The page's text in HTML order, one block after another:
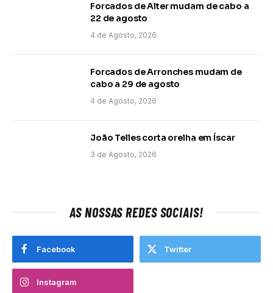
Forcados de Alter mudam de cabo a
22 de agosto
4 de Agosto, 2026
Forcados de Arronches mudam de
cabo a 29 de agosto
4 de Agosto, 2026
João Telles corta orelha em Íscar
3 de Agosto, 2026
AS NOSSAS REDES SOCIAIS!
Facebook Twitter
Instagram